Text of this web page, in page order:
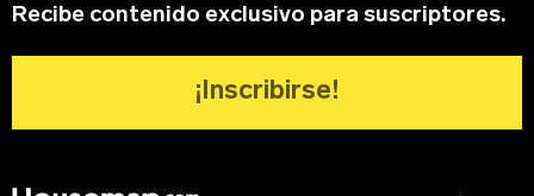
Recibe contenido exclusivo para suscriptores.
¡Inscribirse!